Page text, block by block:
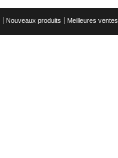
Nouveaux produits Meilleures ventes